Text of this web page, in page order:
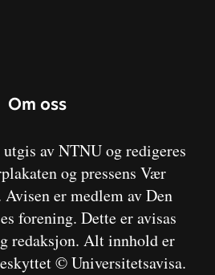
Om oss
av NTNU og redigeres
og pressens Vær
er medlem av Den
forening. Dette er avisas
redaksjon. Alt innhold er
© Universitetsavisa.